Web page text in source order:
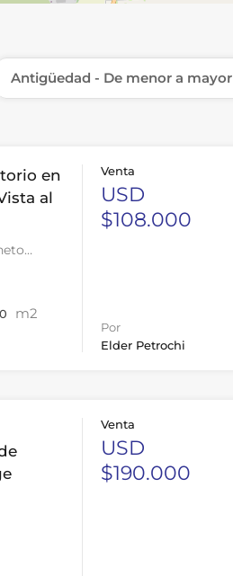
Antigüedad - De menor a mayor
en
al
m2
Venta
USD
$108.000
Por
Elder Petrochi
Venta
USD
$190.000